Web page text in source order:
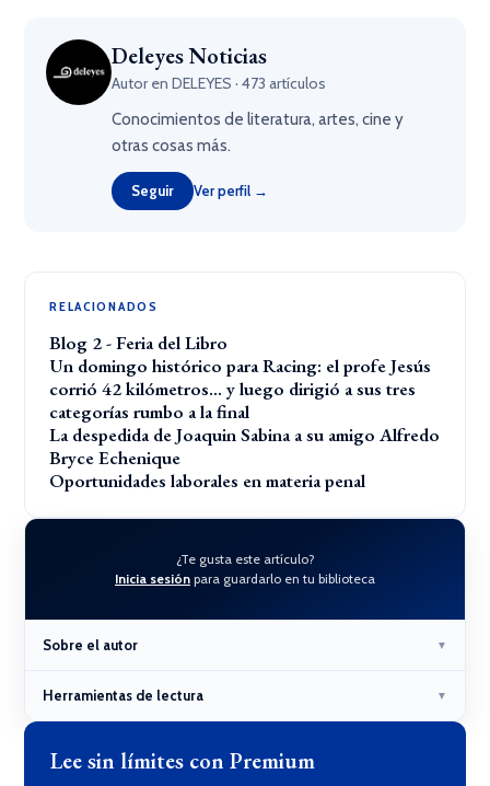
Deleyes Noticias
Autor en DELEYES · 473 artículos
Conocimientos de literatura, artes, cine y
otras cosas más.
Seguir Ver perfil →
RELACIONADOS
Blog 2 - Feria del Libro
Un domingo histórico para Racing: el profe Jesús
corrió 42 kilómetros… y luego dirigió a sus tres
categorías rumbo a la final
La despedida de Joaquin Sabina a su amigo Alfredo
Bryce Echenique
Oportunidades laborales en materia penal
¿Te gusta este artículo?
Inicia sesión para guardarlo en tu biblioteca
Sobre el autor ▼
Herramientas de lectura ▼
Lee sin límites con Premium